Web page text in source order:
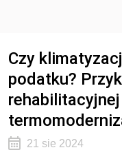
Czy
podatku?
21 sie 2024